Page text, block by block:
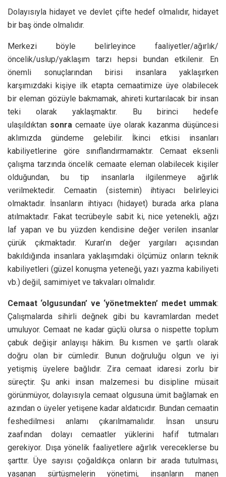
Dolayısıyla hidayet ve devlet çifte hedef olmalıdır, hidayet
bir baş önde olmalıdır.
Merkezi böyle belirleyince faaliyetler/ağırlık/
öncelik/uslup/yaklaşım tarzı hepsi bundan etkilenir. En
önemli sonuçlarından birisi insanlara yaklaşırken
karşımızdaki kişiye ilk etapta cemaatimize üye olabilecek
bir eleman gözüyle bakmamak, ahireti kurtarılacak bir insan
teki olarak yaklaşmaktır. Bu birinci hedefe
ulaşıldıktan sonra cemaate üye olarak kazanma düşüncesi
aklımızda gündeme gelebilir. İkinci etkisi insanları
kabiliyetlerine göre sınıflandırmamaktır. Cemaat eksenli
çalışma tarzında öncelik cemaate eleman olabilecek kişiler
olduğundan, bu tip insanlarla ilgilenmeye ağırlık
verilmektedir. Cemaatin (sistemin) ihtiyacı belirleyici
olmaktadır. İnsanların ihtiyacı (hidayet) burada arka plana
atılmaktadır. Fakat tecrübeyle sabit ki, nice yetenekli, ağzı
laf yapan ve bu yüzden kendisine değer verilen insanlar
çürük çıkmaktadır. Kuran’ın değer yargıları açısından
bakıldığında insanlara yaklaşımdaki ölçümüz onların teknik
kabiliyetleri (güzel konuşma yeteneği, yazı yazma kabiliyeti
vb.) değil, samimiyet ve takvaları olmalıdır.
Cemaat ‘olgusundan’ ve ‘yönetmekten’ medet ummak:
Çalışmalarda sihirli değnek gibi bu kavramlardan medet
umuluyor. Cemaat ne kadar güçlü olursa o nispette toplum
çabuk değişir anlayışı hâkim. Bu kısmen ve şartlı olarak
doğru olan bir cümledir. Bunun doğruluğu olgun ve iyi
yetişmiş üyelere bağlıdır. Zira cemaat idaresi zorlu bir
süreçtir. Şu anki insan malzemesi bu disipline müsait
görünmüyor, dolayısıyla cemaat olgusuna ümit bağlamak en
azından o üyeler yetişene kadar aldatıcıdır. Bundan cemaatin
feshedilmesi anlamı çıkarılmamalıdır. İnsan unsuru
zaafından dolayı cemaatler yüklerini hafif tutmaları
gerekiyor. Dışa yönelik faaliyetlere ağırlık vereceklerse bu
şarttır. Üye sayısı çoğaldıkça onların bir arada tutulması,
yaşanan sürtüşmelerin yönetimi, insanların manen